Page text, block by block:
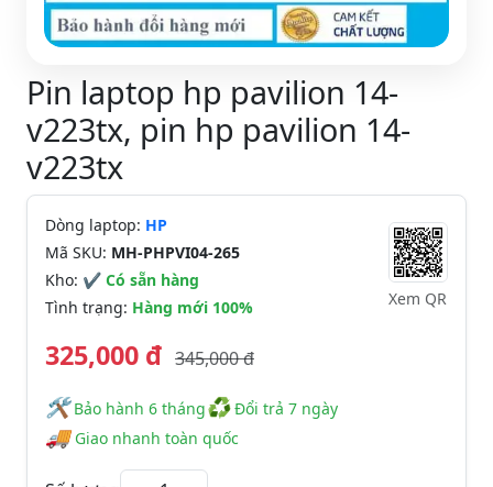
Pin laptop hp pavilion 14-
v223tx, pin hp pavilion 14-
v223tx
Dòng laptop: HP
Mã SKU: MH-PHPVI04-265
Kho: ✔ Có sẵn hàng
Tình trạng: Hàng mới 100% Xem QR
325,000 đ 345,000 đ
🛠️️ Bảo hành 6 tháng♻Đổi trả 7 ngày
🚚Giao nhanh toàn quốc